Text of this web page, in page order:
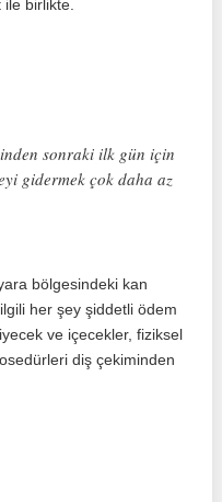
ile birlikte.
sonraki ilk gün için
gidermek çok daha az
bölgesindeki kan
ilgili her şey şiddetli ödem
ve içecekler, fiziksel
diş çekiminden